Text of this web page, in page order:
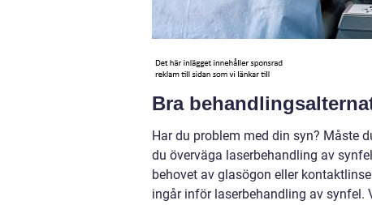
Bra
Har du problem med din syn? Måste
du överväga laserbehandling av
behovet av glasögon eller
ingår inför laserbehandling av synfel.